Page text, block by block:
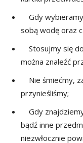
Gdy wybieramy
sobą wodę oraz
Stosujmy się
można znaleźć
Nie śmiećmy,
przynieśliśmy;
Gdy
bądź inne
niezwłocznie